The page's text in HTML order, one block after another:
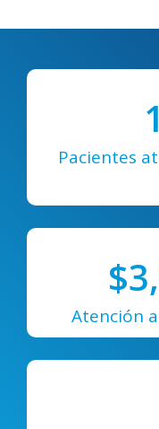
Pacientes
$
Atención